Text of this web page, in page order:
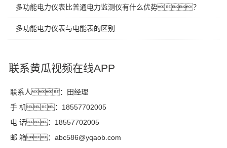
多功能电力仪表比普通电力监测仪有什么优势？
多功能电力仪表与电能表的区别
联系黄瓜视频在线APP
联系人：田经理
手 机：18557702005
电 话：18557702005
邮 箱：abc586@yqaob.com